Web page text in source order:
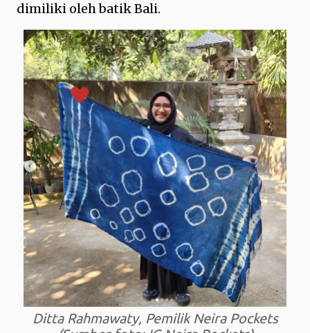
dimiliki oleh batik Bali.
Ditta Rahmawaty, Pemilik Neira Pockets